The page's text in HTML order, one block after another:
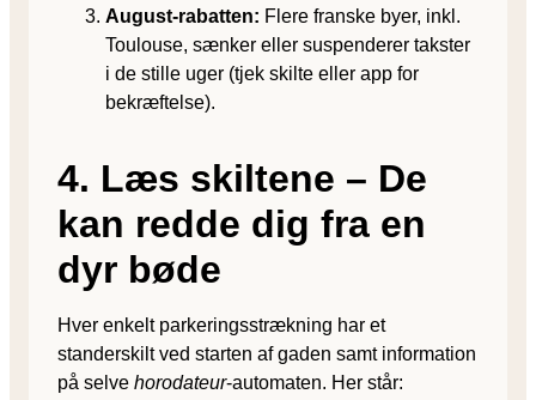
August-rabatten: Flere franske byer, inkl.
Toulouse, sænker eller suspenderer takster
i de stille uger (tjek skilte eller app for
bekræftelse).
4. Læs skiltene – De
kan redde dig fra en
dyr bøde
Hver enkelt parkerings­strækning har et
standerskilt ved starten af gaden samt information
på selve horodateur-automaten. Her står: